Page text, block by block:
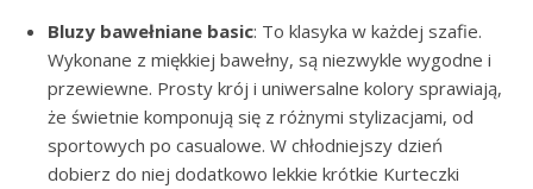
Bluzy bawełniane basic: To klasyka w każdej szafie.
Wykonane z miękkiej bawełny, są niezwykle wygodne i
przewiewne. Prosty krój i uniwersalne kolory sprawiają,
że świetnie komponują się z różnymi stylizacjami, od
sportowych po casualowe. W chłodniejszy dzień
dobierz do niej dodatkowo lekkie krótkie Kurteczki